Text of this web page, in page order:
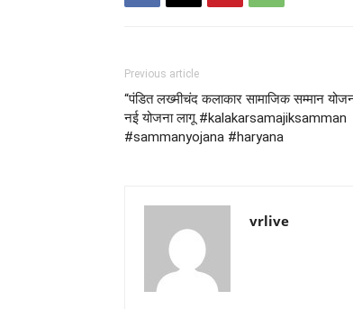
Previous article
“पंडित लख्मीचंद कलाकार सामाजिक सम्मान
नई योजना लागू #kalakarsamajiksamman
#sammanyojana #haryana
vrlive